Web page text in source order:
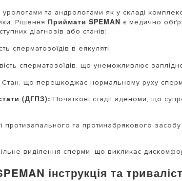
та андрологами як у складі
Рішення Приймати SPEMAN є медично
діагнозів або станів:
сперматозоїдів в еякуляті.
сперматозоїдів, що унеможливлює
Стан, що перешкоджає нормальному руху
(ДГПЗ): Початкові стадії аденоми, що
протизапального та протинабрякового
виділення сперми, що викликає
інструкція та